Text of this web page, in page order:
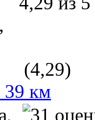
(4,29)
км